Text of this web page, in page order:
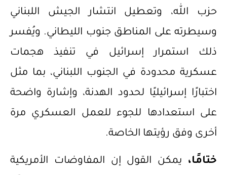
حزب الله، وتعطيل انتشار الجيش اللبناني
وسيطرته على المناطق جنوب الليطاني. ويُفسر
ذلك استمرار إسرائيل في تنفيذ هجمات
عسكرية محدودة في الجنوب اللبناني، بما مثل
اختبارًا إسرائيليًا لحدود الهدنة، وإشارة واضحة
على استعدادها للجوء للعمل العسكري مرة
أخرى وفق رؤيتها الخاصة.
ختامًا، يمكن القول إن المفاوضات الأمريكية